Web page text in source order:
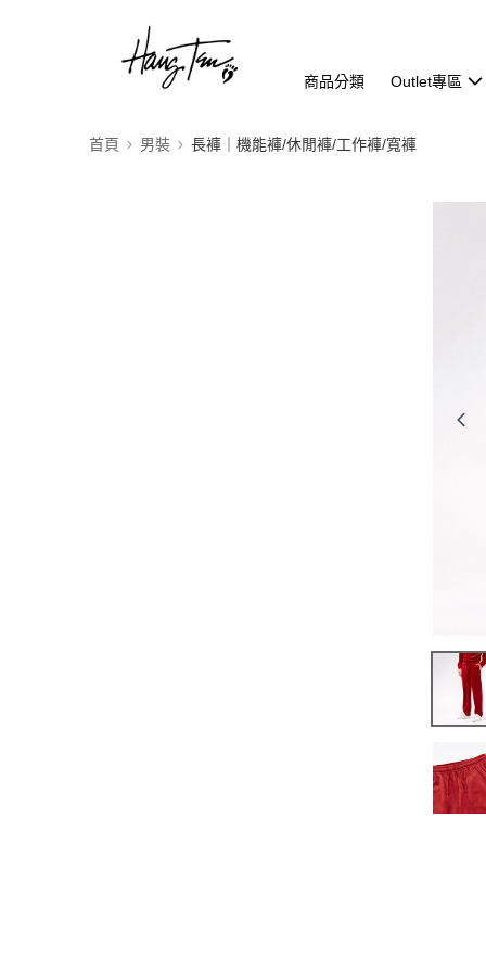
商品分類 Outlet專區
首頁 男裝 長褲｜機能褲/休閒褲/工作褲/寬褲